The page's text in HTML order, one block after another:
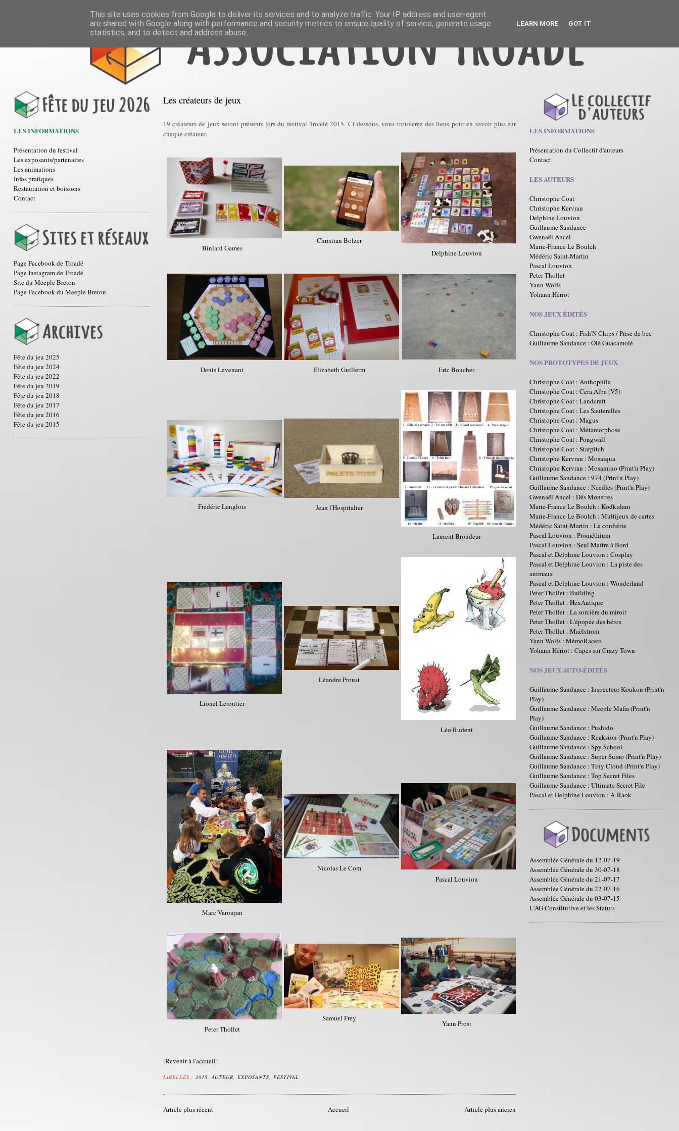
LES INFORMATIONS
Présentation du festival
Les exposants/partenaires
Les animations
Infos pratiques
Restauration et boissons
Contact
Page Facebook de Troadé
Page Instagram de Troadé
Site du Meeple Breton
Page Facebook du Meeple Breton
Fête du jeu 2025
Fête du jeu 2024
Fête du jeu 2022
Fête du jeu 2019
Fête du jeu 2018
Fête du jeu 2017
Fête du jeu 2016
Fête du jeu 2015
Les créateurs de jeux
19 créateurs de jeux seront présents lors du festival Troadé 2015. Ci-dessous, vous trouverez des liens pour en savoir plus sur
chaque créateur.
Binlard Games
Christian Bolzer
Delphine Louvion
Denis Lavenant Elizabeth Guillerm Eric Boucher
Frédéric Langlois Jean l'Hospitalier
Laurent Broudeur
Lionel Leroutier
Léandre Proust
Léo Rudent
Marc Varoujan
Nicolas Le Com
Pascal Louvion
Peter Thollet
Samuel Frey
Yann Prost
[Revenir à l'accueil]
LIBELLÉS : 2015,AUTEUR, EXPOSANTS, FESTIVAL
Article plus récent Article plus ancien
Accueil
LES INFORMATIONS
Présentation du Collectif d'auteurs
Contact
LES AUTEURS
Christophe Coat
Christophe Kervran
Delphine Louvion
Guillaume Sandance
Gwenaël Ancel
Marie-France Le Boulch
Médéric Saint-Martin
Pascal Louvion
Peter Thollet
Yann Wolfs
Yohann Hériot
NOS JEUX ÉDITÉS
Christophe Coat : Fish'N Chips / Prise de bec
Guillaume Sandance : Olé Guacamolé
NOS PROTOTYPES DE JEUX
Christophe Coat : Anthophila
Christophe Coat : Cera Alba (V5)
Christophe Coat : Landcraft
Christophe Coat : Les Sauterelles
Christophe Coat : Magus
Christophe Coat : Métamorphose
Christophe Coat : Pongwall
Christophe Coat : Starpitch
Christophe Kervran : Mosaiqua
Christophe Kervran : Mosamino (Print'n Play)
Guillaume Sandance : 974 (Print'n Play)
Guillaume Sandance : Needles (Print'n Play)
Gwenaël Ancel : Dés Monstres
Marie-France Le Boulch : Kodkidam
Marie-France Le Boulch : Multijeux de cartes
Médéric Saint-Martin : La confrérie
Pascal Louvion : Prométhium
Pascal Louvion : Seul Maître à Bord
Pascal et Delphine Louvion : Cosplay
Pascal et Delphine Louvion : La piste des
animaux
Pascal et Delphine Louvion : Wonderland
Peter Thollet : Building
Peter Thollet : HexAntique
Peter Thollet : La sorcière du miroir
Peter Thollet : L'épopée des héros
Peter Thollet : Maëlstrom
Yann Wolfs : MémoRacers
Yohann Hériot : Capes sur Crazy Town
NOS JEUX AUTO-ÉDITÉS
Guillaume Sandance : Inspecteur Koukou (Print'n
Play)
Guillaume Sandance : Meeple Mafia (Print'n
Play)
Guillaume Sandance : Pushido
Guillaume Sandance : Reaksion (Print'n Play)
Guillaume Sandance : Spy School
Guillaume Sandance : Super Sumo (Print'n Play)
Guillaume Sandance : Tiny Cloud (Print'n Play)
Guillaume Sandance : Top Secret Files
Guillaume Sandance : Ultimate Secret File
Pascal et Delphine Louvion : A-Raok
Assemblée Générale du 12-07-19
Assemblée Générale du 30-07-18
Assemblée Générale du 21-07-17
Assemblée Générale du 22-07-16
Assemblée Générale du 03-07-15
L'AG Constitutive et les Statuts
This site uses cookies from Google to deliver its services and to analyze traffic. Your IP address and user-agent
are shared with Google along with performance and security metrics to ensure quality of service, generate usage
statistics, and to detect and address abuse.
LEARN MORE GOT IT